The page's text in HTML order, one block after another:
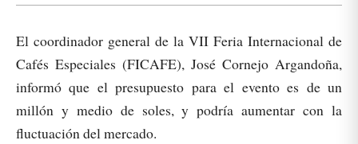
El coordinador general de la VII Feria Internacional de
Cafés Especiales (FICAFE), José Cornejo Argandoña,
informó que el presupuesto para el evento es de un
millón y medio de soles, y podría aumentar con la
fluctuación del mercado.